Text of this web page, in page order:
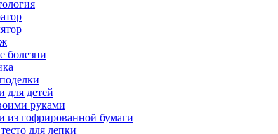
болезни
для детей
руками
из гофрированной бумаги
для лепки